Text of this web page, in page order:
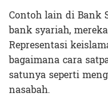
Contoh lain di Bank
bank syariah,
Representasi
bagaimana cara
satunya seperti
nasabah.